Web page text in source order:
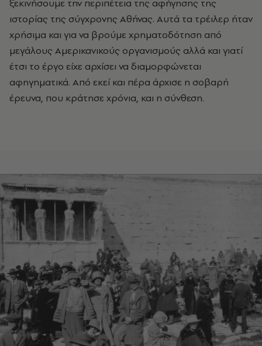
ξεκινήσουμε την περιπέτεια της αφήγησης της
ιστορίας της σύγχρονης Αθήνας. Αυτά τα τρέιλερ ήταν
χρήσιμα και για να βρούμε χρηματοδότηση από
μεγάλους Αμερικανικούς οργανισμούς αλλά και γιατί
έτσι το έργο είχε αρχίσει να διαμορφώνεται
αφηγηματικά. Από εκεί και πέρα άρχισε η σοβαρή
έρευνα, που κράτησε χρόνια, και η σύνθεση.